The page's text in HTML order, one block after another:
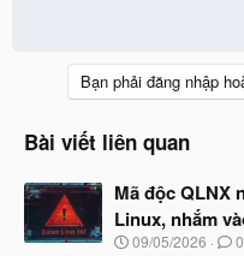
Bạn phải đăng nhập
Bài viết liên quan
Mã độc QLNX
Linux, nhắm
N
09/05/2026 0